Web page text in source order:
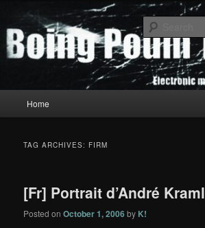
primary
content
secondary
contentBoing Poum Tchak!
Home
TAG ARCHIVES: FIRM
[Fr] Portrait d’André Kraml
Posted onOctober 1, 2006 by K!